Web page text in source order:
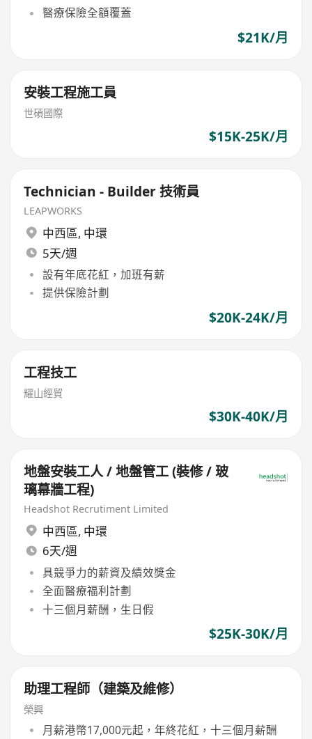
醫療保險全額覆蓋
$21K/月
安裝工程施工員
世碩國際
$15K-25K/月
Technician - Builder 技術員
LEAPWORKS
中西區, 中環
5天/週
設有年底花紅，加班有薪
提供保險計劃
$20K-24K/月
工程技工
耀山經貿
$30K-40K/月
地盤安裝工人 / 地盤管工 (裝修 / 玻
璃幕牆工程)
Headshot Recrutiment Limited
中西區, 中環
6天/週
具競爭力的薪資及績效獎金
全面醫療福利計劃
十三個月薪酬，生日假
$25K-30K/月
助理工程師（建築及維修）
榮興
月薪港幣17,000元起，年終花紅，十三個月薪酬